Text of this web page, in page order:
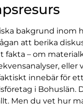
bakgrund inom
att berika
fakta – om
eller
innebär för
i Bohuslän.
Men du vet hur